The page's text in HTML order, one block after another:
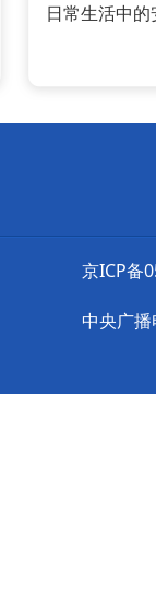
日常生活中
京ICP备
中央广